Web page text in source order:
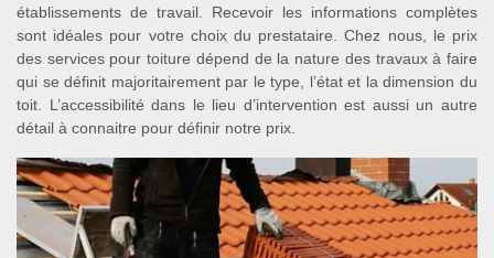
établissements de travail. Recevoir les informations complètes
sont idéales pour votre choix du prestataire. Chez nous, le prix
des services pour toiture dépend de la nature des travaux à faire
qui se définit majoritairement par le type, l’état et la dimension du
toit. L’accessibilité dans le lieu d’intervention est aussi un autre
détail à connaitre pour définir notre prix.